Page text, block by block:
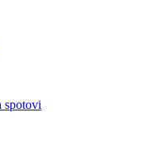
spotovi